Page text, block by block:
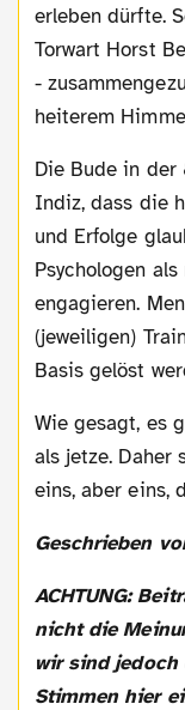
erleben dürfte.
Torwart Horst
-
heiterem
Die Bude in der 87. zu machen, ist für mich ein
Indiz, dass die
und Erfolge
Psychologen
engagieren.
(jeweiligen)
Basis gelöst
Wie gesagt, es gab viel, viel finsterere BVB-Zeiten
als jetze. Daher
eins, aber eins,
Geschrieben
ACHTUNG: Beiträge von Gastautoren müssen
nicht die
wir sind jedoch
Stimmen hier